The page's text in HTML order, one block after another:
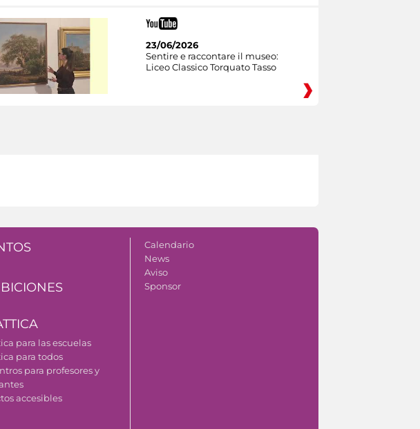
23/06/2026
Sentire e raccontare il museo:
Liceo Classico Torquato Tasso
para las escuelas
para todos
para profesores y
accesibles
Calendario
News
Aviso
Sponsor